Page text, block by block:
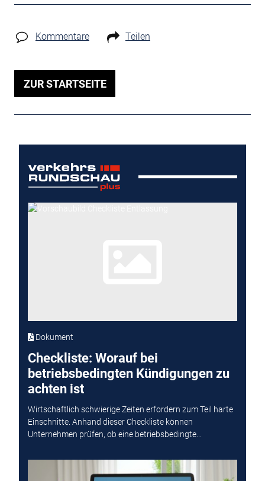
Kommentare Teilen
ZUR STARTSEITE
Dokument
Checkliste: Worauf bei
betriebsbedingten Kündigungen zu
achten ist
Wirtschaftlich schwierige Zeiten erfordern zum Teil harte
Einschnitte. Anhand dieser Checkliste können
Unternehmen prüfen, ob eine betriebsbedingte...